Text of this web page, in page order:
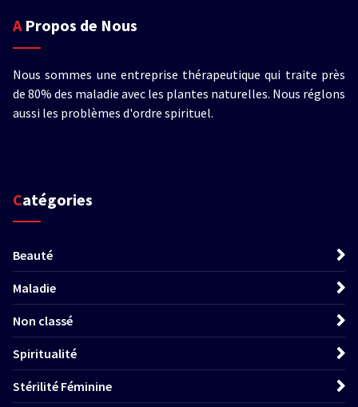
A Propos de Nous
Nous sommes une entreprise thérapeutique qui traite près
de 80% des maladie avec les plantes naturelles. Nous réglons
aussi les problèmes d'ordre spirituel.
Catégories
Beauté
Maladie
Non classé
Spiritualité
Stérilité Féminine